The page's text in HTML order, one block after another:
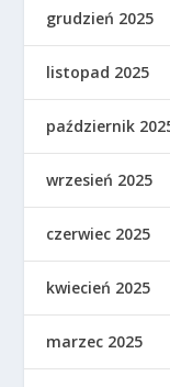
grudzień 2025
listopad 2025
październik
wrzesień 2025
czerwiec 2025
kwiecień 2025
marzec 2025